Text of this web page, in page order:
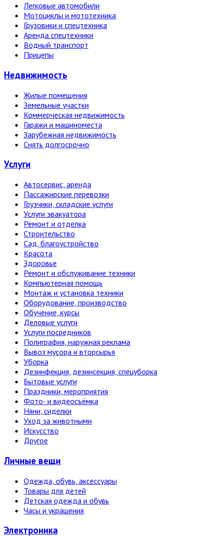
Легковые автомобили
Мотоциклы и мототехника
Грузовики и спецтехника
Аренда спецтехники
Водный транспорт
Прицепы
Недвижи­мость
Жилые помещения
Земельные участки
Коммерческая недвижимость
Гаражи и машиноместа
Зарубежная недвижимость
Снять долгосрочно
Услуги
Автосервис, аренда
Пассажирские перевозки
Грузчики, складские услуги
Услуги эвакуатора
Ремонт и отделка
Строительство
Сад, благоустройство
Красота
Здоровье
Ремонт и обслуживание техники
Компьютерная помощь
Монтаж и установка техники
Оборудование, производство
Обучение, курсы
Деловые услуги
Услуги посредников
Полиграфия, наружная реклама
Вывоз мусора и вторсырья
Уборка
Дезинфекция, дезинсекция, спецуборка
Бытовые услуги
Праздники, мероприятия
Фото- и видеосъёмка
Няни, сиделки
Уход за животными
Искусство
Другое
Личные вещи
Одежда, обувь, аксессуары
Товары для детей
Детская одежда и обувь
Часы и украшения
Электро­ника